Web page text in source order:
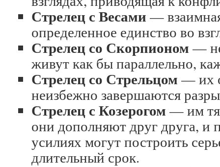
Стрелец с Весами —
определенное единство во
Стрелец со Скорпионом —
живут как бы параллельно,
Стрелец со Стрельцом — их
неизбежно завершаются
Стрелец с Козерогом — им
они дополняют друг друга, и
усилиях могут построить
длительный срок.